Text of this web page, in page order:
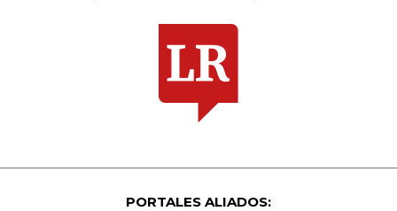
PORTALES ALIADOS: